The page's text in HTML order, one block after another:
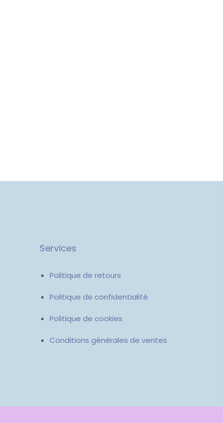
Services
Politique de retours
Politique de confidentialité
Politique de cookies
Conditions générales de ventes